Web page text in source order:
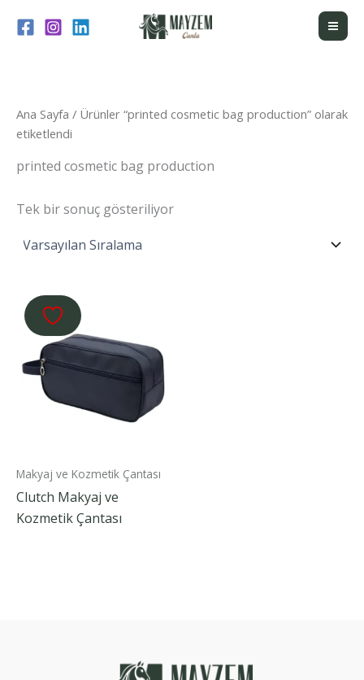
atla
Ana Sayfa / Ürünler “printed cosmetic bag production” olarak
etiketlendi
printed cosmetic bag production
Tek bir sonuç gösteriliyor
Makyaj ve Kozmetik Çantası
Clutch Makyaj ve
Kozmetik Çantası